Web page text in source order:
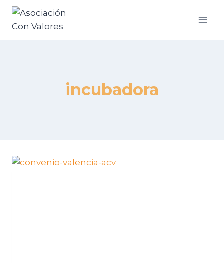
incubadora